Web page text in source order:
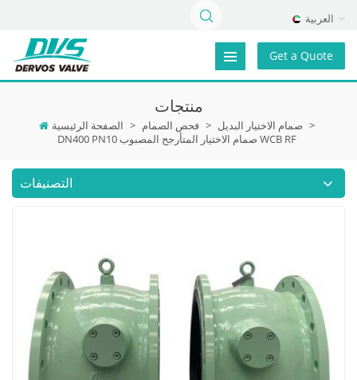
العربية
Get a Quote
منتجات
الصفحة الرئيسية > فحص الصمام > صمام الاختيار البديل >
DN400 PN10 صمام الاختيار المتأرجح المصبوب WCB RF
التصنيفات